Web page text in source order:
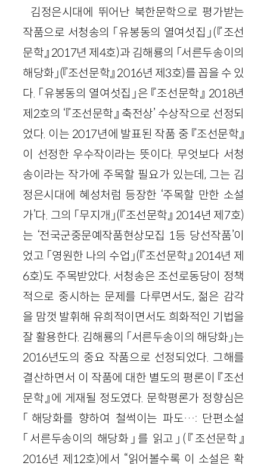
김정은시대에 뛰어난 북한문학으로 평가받는
작품으로 서청송의 「유봉동의 열여섯집」(『조선
문학』 2017년 제4호)과 김해룡의 「서른두송이의
해당화」(『조선문학』 2016년 제3호)를 꼽을 수 있
다. 「유봉동의 열여섯집」은 『조선문학』 2018년
제2호의 ‘『조선문학』 축전상’ 수상작으로 선정되
었다. 이는 2017년에 발표된 작품 중 『조선문학』
이 선정한 우수작이라는 뜻이다. 무엇보다 서청
송이라는 작가에 주목할 필요가 있는데, 그는 김
정은시대에 혜성처럼 등장한 ‘주목할 만한 소설
가’다. 그의 「무지개」(『조선문학』 2014년 제7호)
는 ‘전국군중문예작품현상모집 1등 당선작품’이
었고 「영원한 나의 수업」(『조선문학』 2014년 제
6호)도 주목받았다. 서청송은 조선로동당이 정책
적으로 중시하는 문제를 다루면서도, 젊은 감각
을 맘껏 발휘해 유희적이면서도 희화적인 기법을
잘 활용한다. 김해룡의 「서른두송이의 해당화」는
2016년도의 중요 작품으로 선정되었다. 그해를
결산하면서 이 작품에 대한 별도의 평론이 『조선
문학』에 게재될 정도였다. 문학평론가 정향심은
「해당화를 향하여 철썩이는 파도…: 단편소설
「서른두송이의 해당화」를 읽고」(『조선문학』
2016년 제12호)에서 “읽어볼수록 이 소설은 확